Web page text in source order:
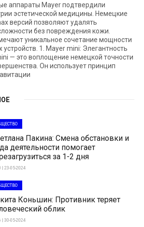
аппараты Mayer подтвердили
эстетической медицины. Немецкие
версий позволяют удалять
без повреждения кожи.
уникальное сочетание мощности
устройств. 1. Mayer mini: Элегантность
— это воплощение немецкой точности
Он использует принцип
Пакина: Смена обстановки и
деятельности помогает
за 1-2 дня
| 23-05-2024
Коньшин: Противник теряет
облик
| 30-05-2024